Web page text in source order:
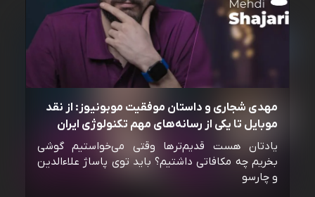
مهدی شجاری و داستان موفقیت موبونیوز: از نقد
موبایل تا یکی از رسانه‌‌های مهم تکنولوژی ایران
یادتان هست قدیم‌ترها وقتی می‌خواستیم گوشی
بخریم چه مکافاتی داشتیم؟ باید توی پاساژ علاءالدین
و چارسو